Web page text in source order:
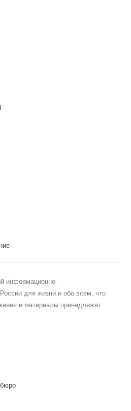
информационно-
для жизни и обо всем, что
и материалы принадлежат